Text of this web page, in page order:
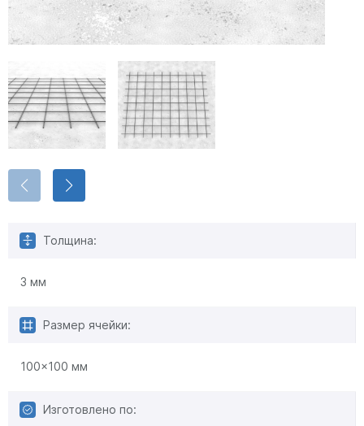
Толщина:
3 мм
Размер ячейки:
100x100 мм
Изготовлено по: